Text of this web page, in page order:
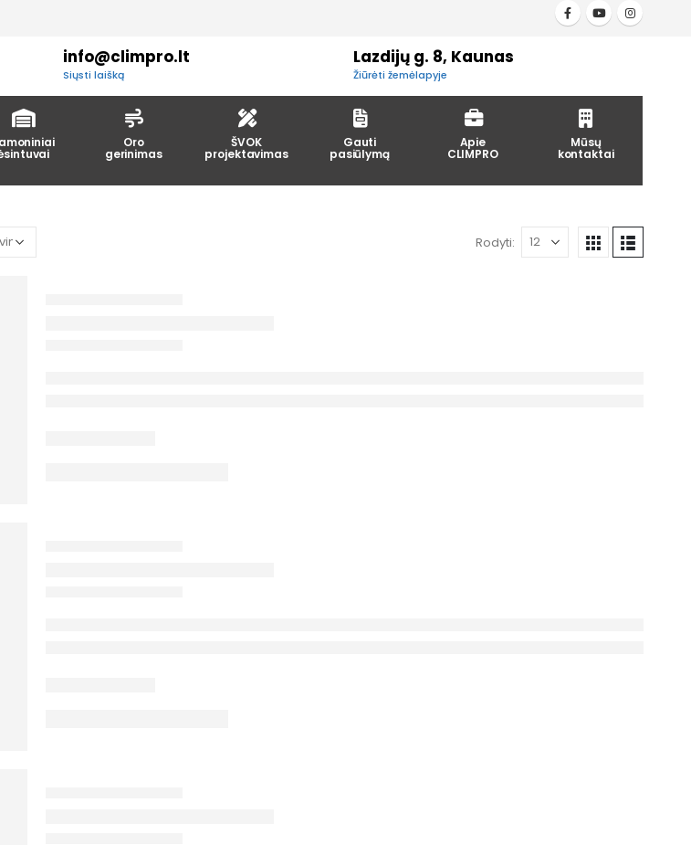
info@climpro.lt
Siųsti laišką
Lazdijų g. 8, Kaunas
Žiūrėti žemėlapyje
Oro
gerinimas
ŠVOK
projektavimas
Gauti
pasiūlymą
Apie
CLIMPRO
Mūsų
kontaktai
Rodyti: